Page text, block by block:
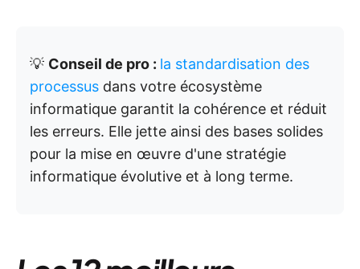
💡 Conseil de pro : la standardisation des
processus dans votre écosystème
informatique garantit la cohérence et réduit
les erreurs. Elle jette ainsi des bases solides
pour la mise en œuvre d'une stratégie
informatique évolutive et à long terme.